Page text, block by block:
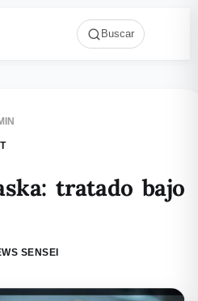
Buscar
tratado bajo
SENSEI